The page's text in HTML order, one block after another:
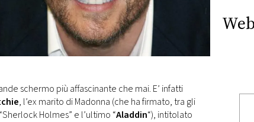
schermo più affascinante che mai. E’ infatti
, l’ex marito di Madonna (che ha firmato, tra gli
Holmes” e l’ultimo “Aladdin“), intitolato